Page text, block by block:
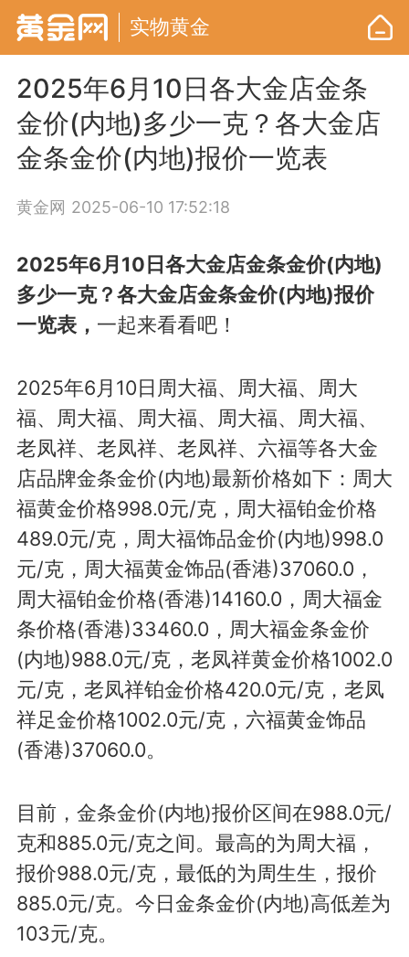
实物黄金
2025年6月10日各大金店金条
金价(内地)多少一克？各大金店
金条金价(内地)报价一览表
黄金网 2025-06-10 17:52:18
2025年6月10日各大金店金条金价(内地)
多少一克？各大金店金条金价(内地)报价
一览表， 一起来看看吧！
2025年6月10日周大福、周大福、周大
福、周大福、周大福、周大福、周大福、
老凤祥、老凤祥、老凤祥、六福等各大金
店品牌金条金价(内地)最新价格如下：周大
福黄金价格998.0元/克，周大福铂金价格
489.0元/克，周大福饰品金价(内地)998.0
元/克，周大福黄金饰品(香港)37060.0，
周大福铂金价格(香港)14160.0，周大福金
条价格(香港)33460.0，周大福金条金价
(内地)988.0元/克，老凤祥黄金价格1002.0
元/克，老凤祥铂金价格420.0元/克，老凤
祥足金价格1002.0元/克，六福黄金饰品
(香港)37060.0。
目前，金条金价(内地)报价区间在988.0元/
克和885.0元/克之间。最高的为周大福，
报价988.0元/克，最低的为周生生，报价
885.0元/克。今日金条金价(内地)高低差为
103元/克。